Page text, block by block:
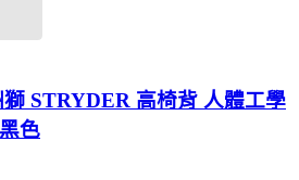
STRYDER 高椅背 人體工學
色